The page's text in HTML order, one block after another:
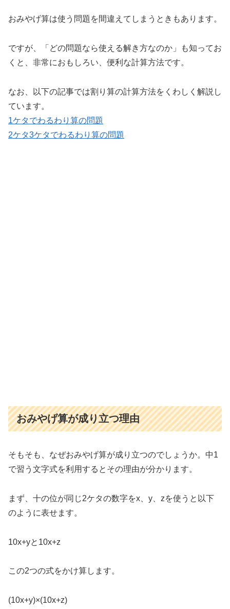
おみやげ算は使う問題を間違えてしまうときもあります。
ですが、「どの問題なら使える解き方なのか」も知ってお
くと、非常におもしろい、便利な計算方法です。
なお、以下の記事では割り算の計算方法をくわしく解説し
ています。
1ケタでわるわり算の問題
2ケタ3ケタでわるわり算の問題
おみやげ算が成り立つ理由
そもそも、なぜおみやげ算が成り立つのでしょうか。中1
で習う文字式を利用するとその理由が分かります。
まず、十の位が同じ2ケタの数字をx、y、zを使うと以下
のように表せます。
10x+yと10x+z
この2つの式をかけ算します。
(10x+y)×(10x+z)